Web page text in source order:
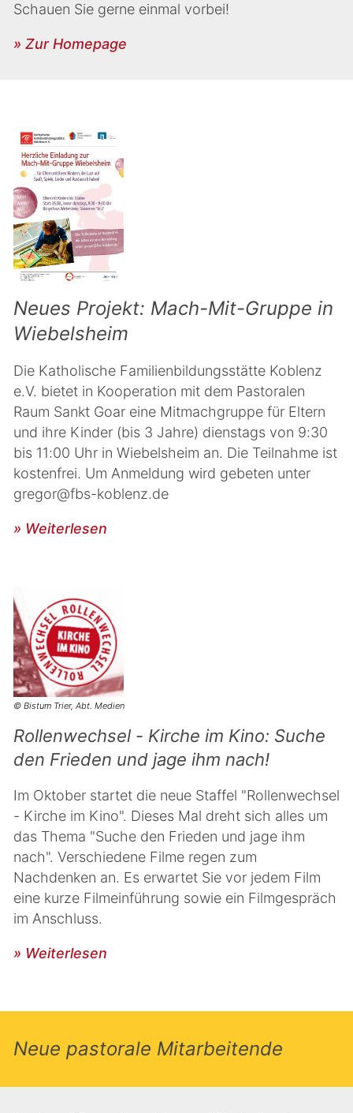
Schauen Sie gerne einmal vorbei!
» Zur Homepage
Neues Projekt: Mach-Mit-Gruppe in
Wiebelsheim
Die Katholische Familienbildungsstätte Koblenz
e.V. bietet in Kooperation mit dem Pastoralen
Raum Sankt Goar eine Mitmachgruppe für Eltern
und ihre Kinder (bis 3 Jahre) dienstags von 9:30
bis 11:00 Uhr in Wiebelsheim an. Die Teilnahme ist
kostenfrei. Um Anmeldung wird gebeten unter
gregor@fbs-koblenz.de
» Weiterlesen
© Bistum Trier, Abt. Medien
Rollenwechsel - Kirche im Kino: Suche
den Frieden und jage ihm nach!
Im Oktober startet die neue Staffel "Rollenwechsel
- Kirche im Kino". Dieses Mal dreht sich alles um
das Thema "Suche den Frieden und jage ihm
nach". Verschiedene Filme regen zum
Nachdenken an. Es erwartet Sie vor jedem Film
eine kurze Filmeinführung sowie ein Filmgespräch
im Anschluss.
» Weiterlesen
Neue pastorale Mitarbeitende